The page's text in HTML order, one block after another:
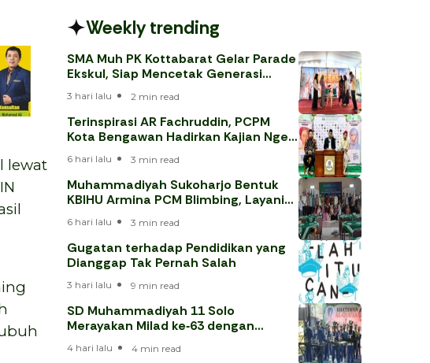
lewat
Weekly trending
SMA Muh PK Kottabarat Gelar Parade
Ekskul, Siap Mencetak Generasi
3 hari lalu 2 min read
Terinspirasi AR Fachruddin, PCPM
Kota Bengawan Hadirkan Kajian Nge-
6 hari lalu 3 min read
Muhammadiyah Sukoharjo Bentuk
KBIHU Armina PCM Blimbing, Layani
6 hari lalu 3 min read
Gugatan terhadap Pendidikan yang
Dianggap Tak Pernah Salah
3 hari lalu 9 min read
SD Muhammadiyah 11 Solo
Merayakan Milad ke‑63 dengan
4 hari lalu 4 min read